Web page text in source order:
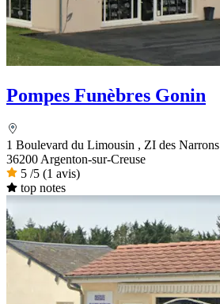
Pompes Funèbres Gonin
1 Boulevard du Limousin , ZI des Narrons
36200 Argenton-sur-Creuse
5 /5 (1 avis)
top notes